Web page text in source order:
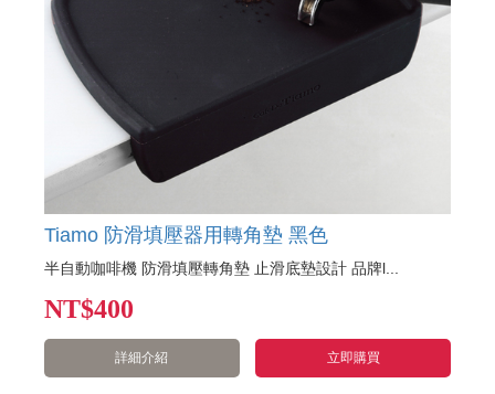
Tiamo 防滑填壓器用轉角墊 黑色
半自動咖啡機 防滑填壓轉角墊 止滑底墊設計 品牌l...
NT$400
立即購買
詳細介紹